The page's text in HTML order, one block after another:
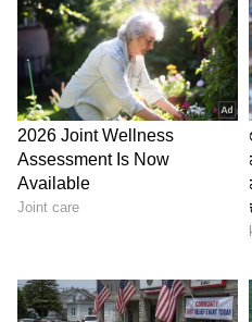
ಅಕ್ರಮಗಳಾಗಿದ್ದರೆ ಸರ್ಕಾರ
ಇದಕ್ಕೂ ಏನು ಸಂಬಂಧ?
ಎಚ್‌ಡಿಕೆ : ಬಜೆಟ್‌ಗೂ,
ಗೊತ್ತಿರಲಿಲ್ಲ. ಗೊತ್ತಾದ ಮೇಲೆ
ಈಗಲ್ಟನ್‌ ವಿಚಾರ ಚರ್ಚಿಸಿ